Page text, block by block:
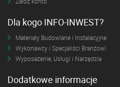
Dla kogo INFO-INWEST?
Materiały Budowlane i Instalacyjne
Wykonawcy i Specjaliści Branżowi
Wyposażenie, Usługi i Narzędzia
Dodatkowe informacje